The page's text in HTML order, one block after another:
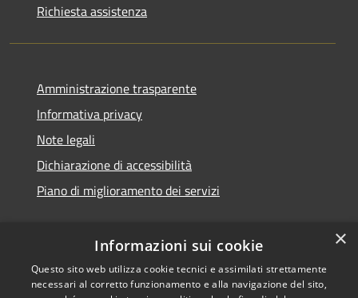
Richiesta assistenza
Amministrazione trasparente
Informativa privacy
Note legali
Dichiarazione di accessibilità
Piano di miglioramento dei servizi
RSS
Accessibilità
Copyright © 2026 • Comune di
Treviglio • Powered by
×
Informazioni sui cookie
Questo sito web utilizza cookie tecnici e assimilati strettamente
necessari al corretto funzionamento e alla navigazione del sito,